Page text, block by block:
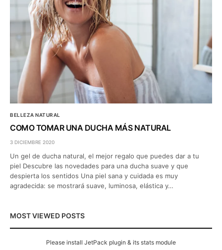
BELLEZA NATURAL
COMO TOMAR UNA DUCHA MÁS NATURAL
3 DICIEMBRE 2020
Un gel de ducha natural, el mejor regalo que puedes dar a tu
piel Descubre las novedades para una ducha suave y que
despierta los sentidos Una piel sana y cuidada es muy
agradecida: se mostrará suave, luminosa, elástica y…
MOST VIEWED POSTS
Please install JetPack plugin & its stats module